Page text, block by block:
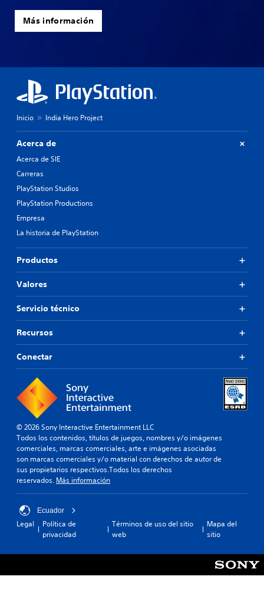
Más información
Inicio India Hero Project
Acerca de
Acerca de SIE
Carreras
PlayStation Studios
PlayStation Productions
Empresa
La historia de PlayStation
Productos
Valores
Servicio técnico
Recursos
Conectar
© 2026 Sony Interactive Entertainment LLC
Todos los contenidos, títulos de juegos, nombres y/o imágenes
comerciales, marcas comerciales, arte e imágenes asociadas
son marcas comerciales y/o material con derechos de autor de
sus propietarios respectivos.Todos los derechos
reservados. Más información
Ecuador
Legal
Política de
privacidad
Términos de uso del sitio
web
Mapa del
sitio